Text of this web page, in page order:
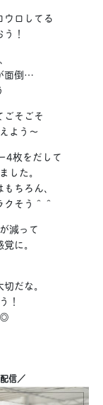
ロしてる
！
面倒…
そごそ
よう〜
4枚をだして
した。
ちろん、
そう＾＾
減って
に。
だな。
！
◎
信／